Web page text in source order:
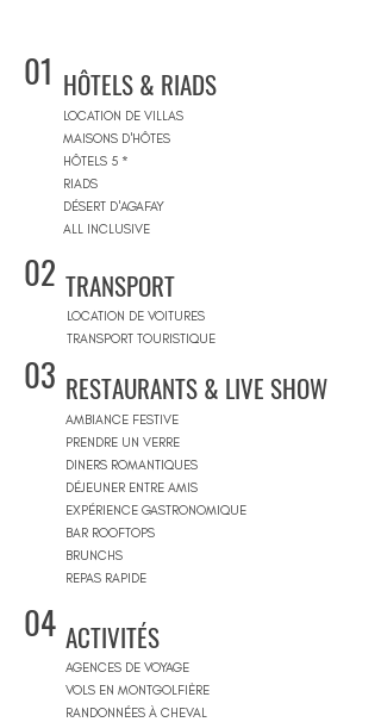
01 HÔTELS & RIADS
LOCATION DE VILLAS
MAISONS D'HÔTES
HÔTELS 5 *
RIADS
DÉSERT D'AGAFAY
ALL INCLUSIVE
02 TRANSPORT
LOCATION DE VOITURES
TRANSPORT TOURISTIQUE
03 RESTAURANTS & LIVE SHOW
AMBIANCE FESTIVE
PRENDRE UN VERRE
DINERS ROMANTIQUES
DÉJEUNER ENTRE AMIS
EXPÉRIENCE GASTRONOMIQUE
BAR ROOFTOPS
BRUNCHS
REPAS RAPIDE
04 ACTIVITÉS
AGENCES DE VOYAGE
VOLS EN MONTGOLFIÈRE
RANDONNÉES À CHEVAL